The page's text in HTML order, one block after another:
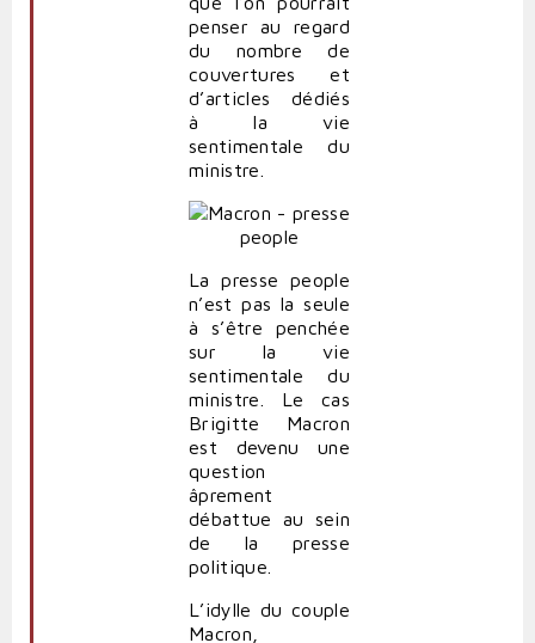
penser au regard
du nombre de
couvertures et
d’articles dédiés
à la vie
sentimentale du
ministre.
La presse people
n’est pas la seule
à s’être penchée
sur la vie
sentimentale du
ministre. Le cas
Brigitte Macron
est devenu une
question
âprement
débattue au sein
de la presse
politique.
L’idylle du couple
Macron,